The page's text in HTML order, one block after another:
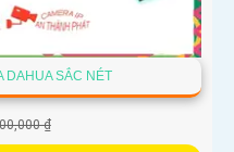
DAHUA SẮC NÉT
₫